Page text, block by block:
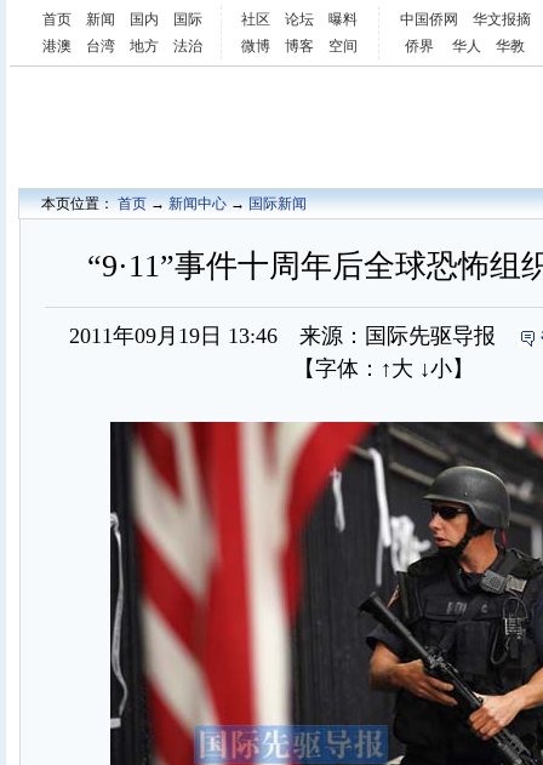
首页 新闻 国内
国际
港澳
台湾 地方 法治
社区 论坛
曝料
微博
博客 空间
中国侨网
华文报摘
侨界
华人 华教
本页位置：首页→新闻中心→国际新闻
“9·11”事件十周年后全球恐怖组
2011年09月19日 13:46 来源：国际先驱导报
【字体： ↑大 ↓小】